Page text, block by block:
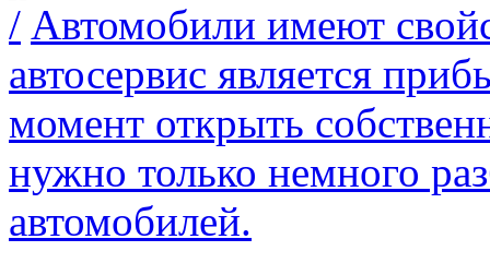
Автомобили имеют
автосервис является
момент открыть
нужно только немного
автомобилей.